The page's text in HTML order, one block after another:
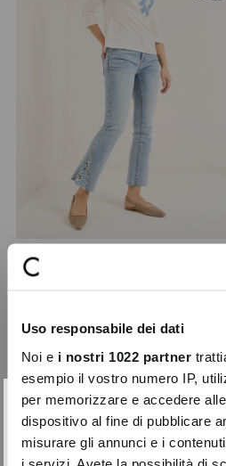
Uso responsabile dei dati
Noi e i nostri 1022 partner
esempio il vostro numero IP,
per memorizzare e accedere
dispositivo al fine di pubblicare
misurare gli annunci e i
i servizi. Avete la possibilità di
wash feature a modern and
short bootcut (mini- ...
reduced
from
€89.00 to €44.50
-70%SUBSCRIBE